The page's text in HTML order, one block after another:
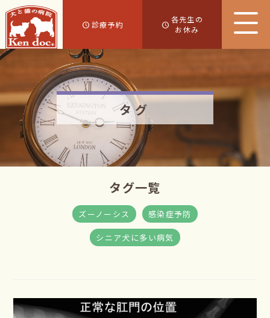
診療予約
各先生の
お休み
タグ
タグ一覧
ズーノーシス 感染症予防
シニア犬に多い病気